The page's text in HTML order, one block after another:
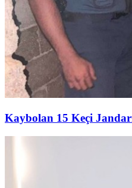
Kaybolan 15 Keçi